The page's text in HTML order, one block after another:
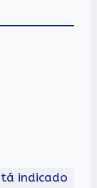
indicado